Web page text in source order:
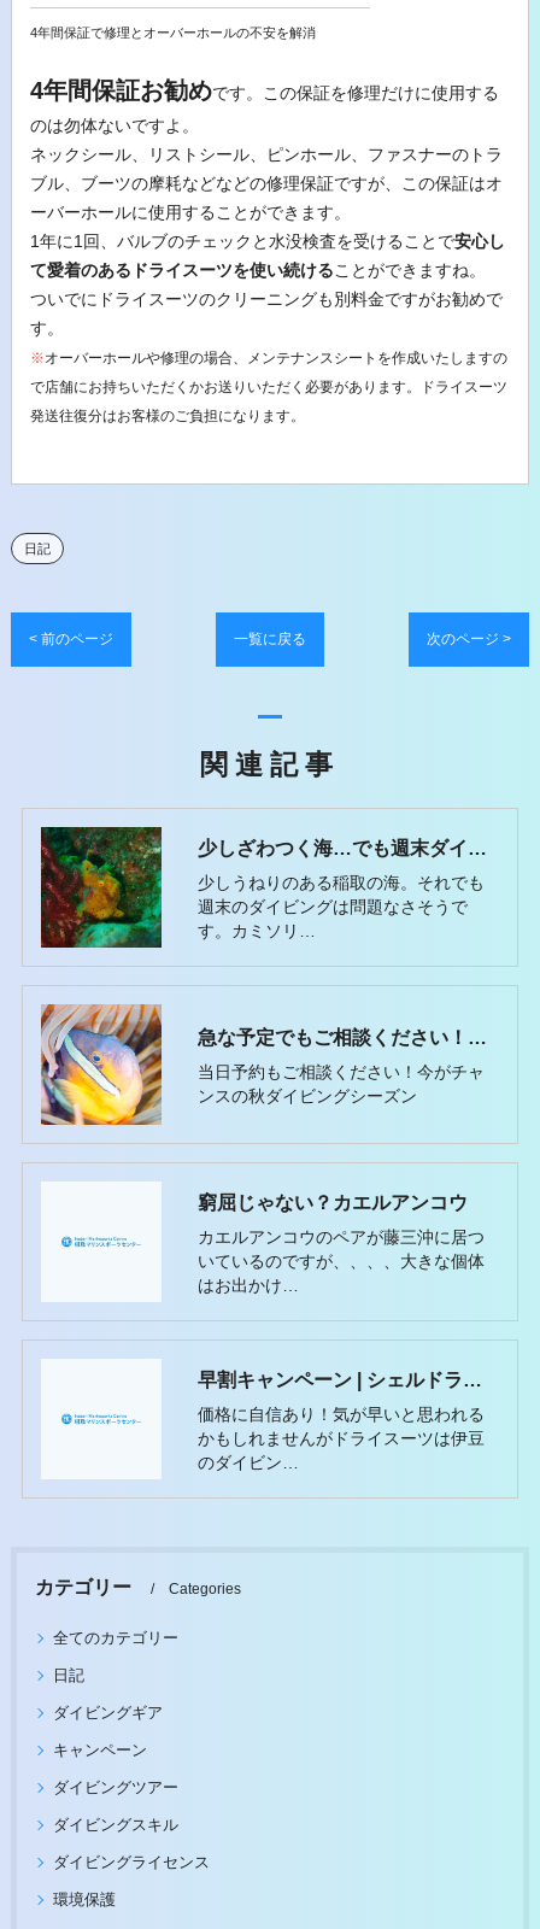
4年間保証で修理とオーバーホールの不安を解消
4年間保証お勧めです。この保証を修理だけに使用する
のは勿体ないですよ。
ネックシール、リストシール、ピンホール、ファスナーのトラ
ブル、ブーツの摩耗などなどの修理保証ですが、この保証はオ
ーバーホールに使用することができます。
1年に1回、バルブのチェックと水没検査を受けることで安心し
て愛着のあるドライスーツを使い続けることができますね。
ついでにドライスーツのクリーニングも別料金ですがお勧めで
す。
※オーバーホールや修理の場合、メンテナンスシートを作成いたしますの
で店舗にお持ちいただくかお送りいただく必要があります。ドライスーツ
発送往復分はお客様のご負担になります。
日記
< 前のページ 一覧に戻る 次のページ >
関連記事
少しざわつく海…でも週末ダイブは問題なし！
少しうねりのある稲取の海。それでも
週末のダイビングは問題なさそうで
す。カミソリ…
急な予定でもご相談ください！稲取で秋のファンダイビングと講習案内
当日予約もご相談ください！今がチャ
ンスの秋ダイビングシーズン
窮屈じゃない？カエルアンコウ
カエルアンコウのペアが藤三沖に居つ
いているのですが、、、、大きな個体
はお出かけ…
早割キャンペーン | シェルドライスーツ
価格に自信あり！気が早いと思われる
かもしれませんがドライスーツは伊豆
のダイビン…
カテゴリー Categories
全てのカテゴリー
日記
ダイビングギア
キャンペーン
ダイビングツアー
ダイビングスキル
ダイビングライセンス
環境保護